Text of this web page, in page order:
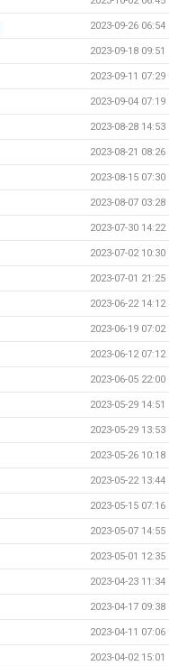
2023-09-26 06:54
2023-09-18 09:51
2023-09-11 07:29
2023-09-04 07:19
2023-08-28 14:53
2023-08-21 08:26
2023-08-15 07:30
2023-08-07 03:28
2023-07-30 14:22
2023-07-02 10:30
2023-07-01 21:25
2023-06-22 14:12
2023-06-19 07:02
2023-06-12 07:12
2023-06-05 22:00
2023-05-29 14:51
2023-05-29 13:53
2023-05-26 10:18
2023-05-22 13:44
2023-05-15 07:16
2023-05-07 14:55
2023-05-01 12:35
2023-04-23 11:34
2023-04-17 09:38
2023-04-11 07:06
2023-04-02 15:01